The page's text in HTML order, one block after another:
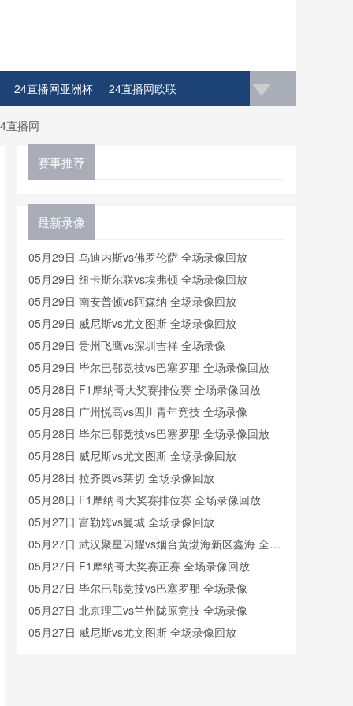
24直播网亚洲杯 24直播网欧联
直播网
赛事推荐
最新录像
05月29日 乌迪内斯vs佛罗伦萨 全场录像回放
05月29日 纽卡斯尔联vs埃弗顿 全场录像回放
05月29日 南安普顿vs阿森纳 全场录像回放
05月29日 威尼斯vs尤文图斯 全场录像回放
05月29日 贵州飞鹰vs深圳吉祥 全场录像
05月29日 毕尔巴鄂竞技vs巴塞罗那 全场录像回放
05月28日 F1摩纳哥大奖赛排位赛 全场录像回放
05月28日 广州悦高vs四川青年竞技 全场录像
05月28日 毕尔巴鄂竞技vs巴塞罗那 全场录像回放
05月28日 威尼斯vs尤文图斯 全场录像回放
05月28日 拉齐奥vs莱切 全场录像回放
05月28日 F1摩纳哥大奖赛排位赛 全场录像回放
05月27日 富勒姆vs曼城 全场录像回放
05月27日 武汉聚星闪耀vs烟台黄渤海新区鑫海 全场
录像
05月27日 F1摩纳哥大奖赛正赛 全场录像回放
05月27日 毕尔巴鄂竞技vs巴塞罗那 全场录像
05月27日 北京理工vs兰州陇原竞技 全场录像
05月27日 威尼斯vs尤文图斯 全场录像回放